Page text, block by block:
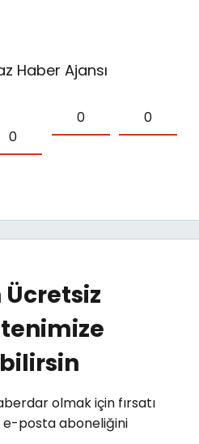
Haber Ajansı
0
0 0
olmak için fırsatı
e-posta aboneliğini